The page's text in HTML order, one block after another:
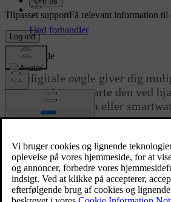
Tilpasset supportFå relevant information
Log ind
Digital nøgle
Den digitale nøgle giver dig
bil op og i samt starte den ved
kompatibel telefon eller